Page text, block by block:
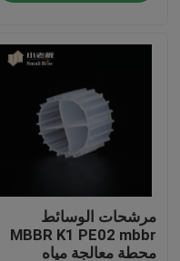
اطلب اقتباس
الوسائط المرشحة MBBR
MBBR بيو ميديا
مرشحات الوسائط
MBBR K1 PE02 mbbr
محطة معالجة مياه